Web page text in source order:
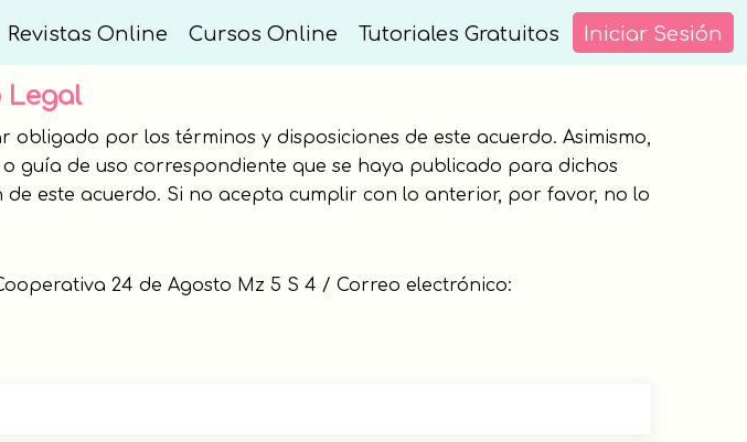
Revistas Online Cursos Online Tutoriales Gratuitos Iniciar Sesión
Legal
por los términos y disposiciones de este acuerdo. Asimismo,
guía de uso correspondiente que se haya publicado para dichos
este acuerdo. Si no acepta cumplir con lo anterior, por favor, no lo
24 de Agosto Mz 5 S 4 / Correo electrónico: